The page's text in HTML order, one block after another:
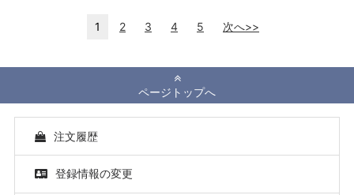
1 2 3 4 5 次へ>>
ページトップへ
注文履歴
登録情報の変更